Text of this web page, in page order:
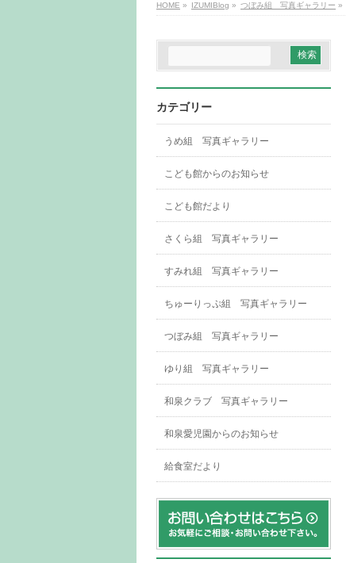
HOME » IZUMIBlog » つぼみ組 写真ギャラリー »
カテゴリー
うめ組 写真ギャラリー
こども館からのお知らせ
こども館だより
さくら組 写真ギャラリー
すみれ組 写真ギャラリー
ちゅーりっぷ組 写真ギャラリー
つぼみ組 写真ギャラリー
ゆり組 写真ギャラリー
和泉クラブ 写真ギャラリー
和泉愛児園からのお知らせ
給食室だより